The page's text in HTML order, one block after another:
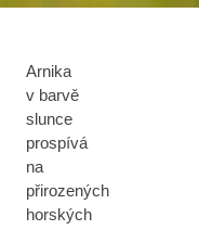
Arnika
v barvě
slunce
prospívá
na
přirozených
horských